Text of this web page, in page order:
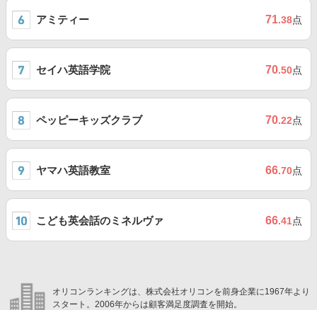
アミティー 71.38点
セイハ英語学院 70.50点
ペッピーキッズクラブ 70.22点
ヤマハ英語教室 66.70点
こども英会話のミネルヴァ 66.41点
オリコンランキングは、株式会社オリコンを前身企業に1967年より
スタート。2006年からは顧客満足度調査を開始。